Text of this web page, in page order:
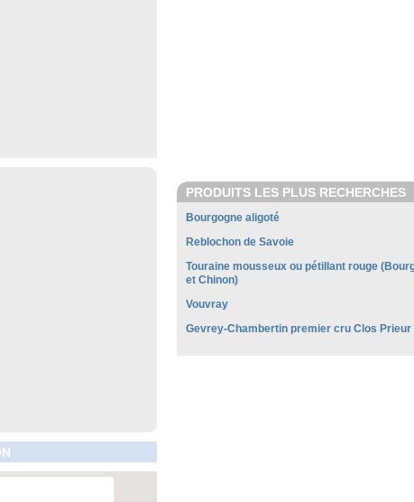
PRODUITS LES PLUS RECHERCHES
Bourgogne aligoté
Reblochon de Savoie
Touraine mousseux ou pétillant rouge
et Chinon)
Vouvray
Gevrey-Chambertin premier cru Clos Prieur